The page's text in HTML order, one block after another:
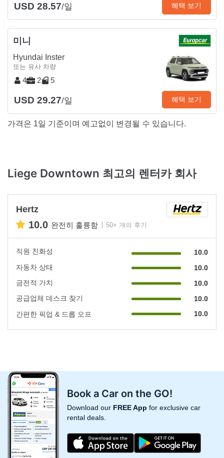
USD 28.57/일 혜택 보기
미니
Hyundai Inster
또는 유사 차량
4 2 5
USD 29.27/일 혜택 보기
가격은 1일 기준이며 예고없이 변경될 수 있습니다.
Liege Downtown 최고의 렌터카 회사
Hertz
10.0 완전히 훌륭함 50+ 개의 후기
직원 친화성
10.0
자동차 상태
10.0
금전적 가치
10.0
공급업체 데스크 찾기
10.0
간편한 픽업 & 드롭 오프
10.0
Book a Car on the GO!
Download our FREE App for exclusive car
rental deals.